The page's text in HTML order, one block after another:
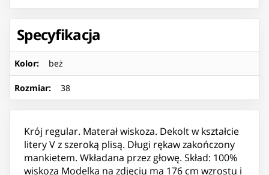
Specyfikacja
Kolor: beż
Rozmiar: 38
Krój regular. Materał wiskoza. Dekolt w kształcie
litery V z szeroką plisą. Długi rękaw zakończony
mankietem. Wkładana przez głowę. Skład: 100%
wiskoza Modelka na zdjęciu ma 176 cm wzrostu i